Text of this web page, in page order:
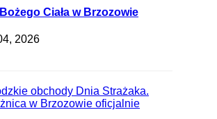
Ciała w Brzozowie
2026